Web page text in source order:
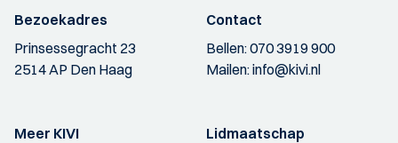
Bezoekadres
Prinsessegracht 23
2514 AP Den Haag
Contact
Bellen:070 3919 900
Mailen:info@kivi.nl
Meer KIVI
Lidmaatschap